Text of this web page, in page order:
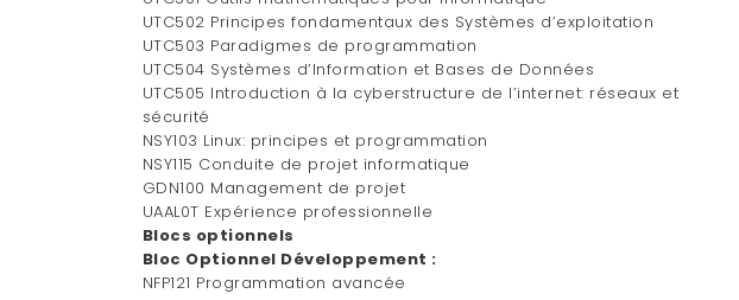
UTC502 Principes fondamentaux des Systèmes d’exploitation
UTC503 Paradigmes de programmation
UTC504 Systèmes d’Information et Bases de Données
UTC505 Introduction à la cyberstructure de l’internet: réseaux et
sécurité
NSY103 Linux: principes et programmation
NSY115 Conduite de projet informatique
GDN100 Management de projet
UAAL0T Expérience professionnelle
Blocs optionnels
Bloc Optionnel Développement :
NFP121 Programmation avancée